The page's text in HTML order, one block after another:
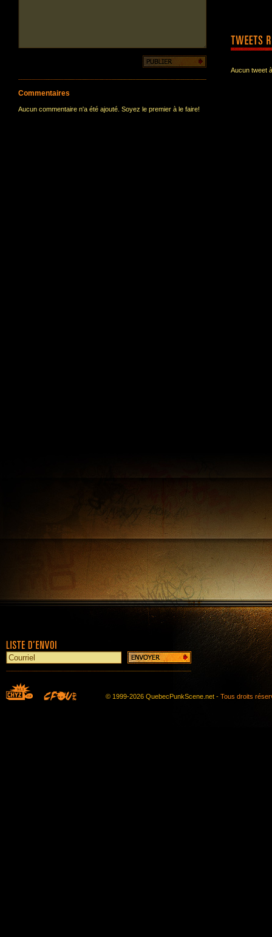
Commentaires
Aucun commentaire n'a été ajouté. Soyez le premier à le faire!
Aucun tweet
© 1999-2026 QuebecPunkScene.net - Tous droits